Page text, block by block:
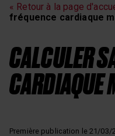
« Retour à la page
fréquence cardiaque
CALCULER
CARDIAQUE
Première publication le 21/03/